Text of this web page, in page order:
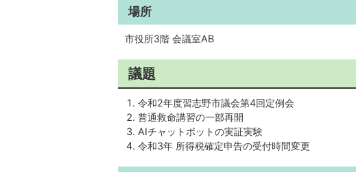
場所
市役所3階 会議室AB
議題
令和2年度習志野市議会第4回定例会
普通救命講習の一部再開
AIチャットボットの実証実験
令和3年 所得税確定申告の受付時間変更